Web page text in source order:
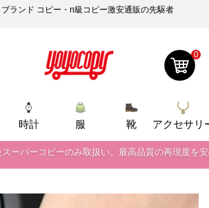
ランド コピー・n級コピー激安通販の先駆者
0
時計 服 靴
アクセサリ